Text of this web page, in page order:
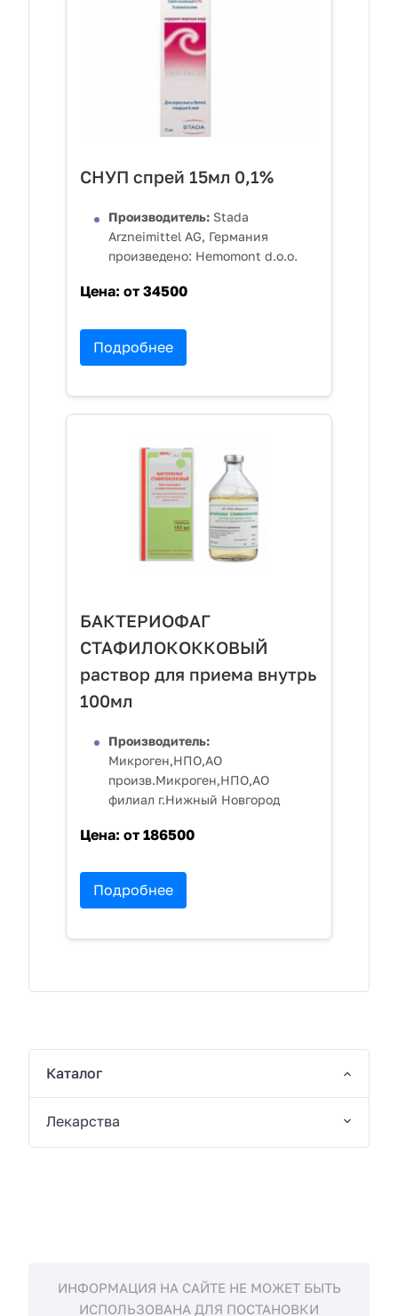
СНУП спрей 15мл 0,1%
Производитель: Stada
Arzneimittel AG, Германия
произведено: Hemomont d.o.o.
Цена: от 34500
Подробнее
БАКТЕРИОФАГ
СТАФИЛОКОККОВЫЙ
раствор для приема внутрь
100мл
Производитель:
Микроген,НПО,АО
произв.Микроген,НПО,АО
филиал г.Нижный Новгород
Цена: от 186500
Подробнее
Каталог
Лекарства
ИНФОРМАЦИЯ НА САЙТЕ НЕ МОЖЕТ БЫТЬ
ИСПОЛЬЗОВАНА ДЛЯ ПОСТАНОВКИ